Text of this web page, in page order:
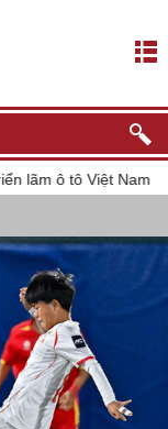
ô tô Việt Nam VMS